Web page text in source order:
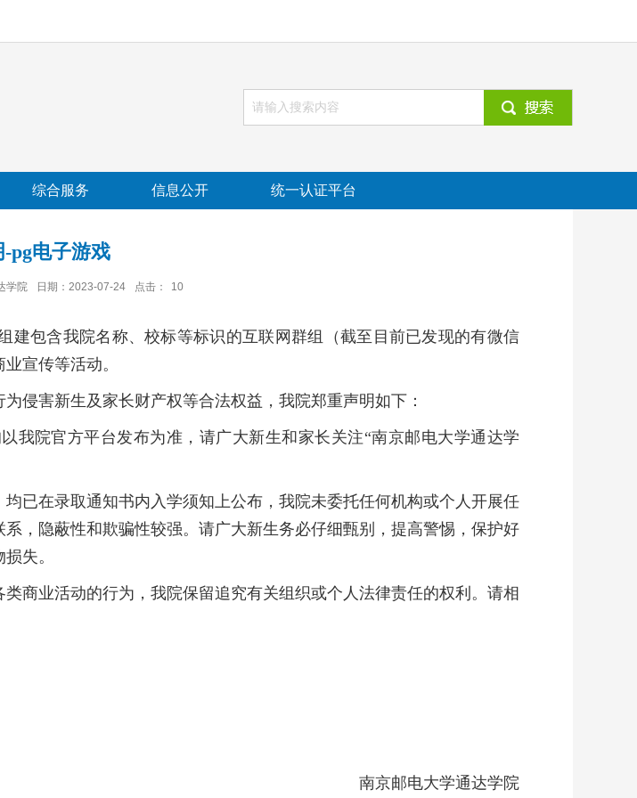
综合服务 信息公开 统一认证平台
-pg电子游戏
学院 日期：2023-07-24 点击： 10
建包含我院名称、校标等标识的互联网群组（截至目前已发现的有微信
宣传等活动。
侵害新生及家长财产权等合法权益，我院郑重声明如下：
我院官方平台发布为准，请广大新生和家长关注“南京邮电大学通达学
已在录取通知书内入学须知上公布，我院未委托任何机构或个人开展任
，隐蔽性和欺骗性较强。请广大新生务必仔细甄别，提高警惕，保护好
失。
商业活动的行为，我院保留追究有关组织或个人法律责任的权利。请相
南京邮电大学通达学院